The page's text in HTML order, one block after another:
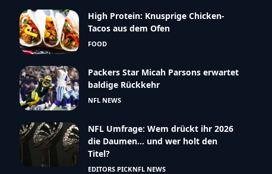
High Protein: Knusprige Chicken-
Tacos aus dem Ofen
FOOD
Packers Star Micah Parsons erwartet
baldige Rückkehr
NFL NEWS
NFL Umfrage: Wem drückt ihr 2026
die Daumen… und wer holt den
Titel?
EDITORS PICKNFL NEWS